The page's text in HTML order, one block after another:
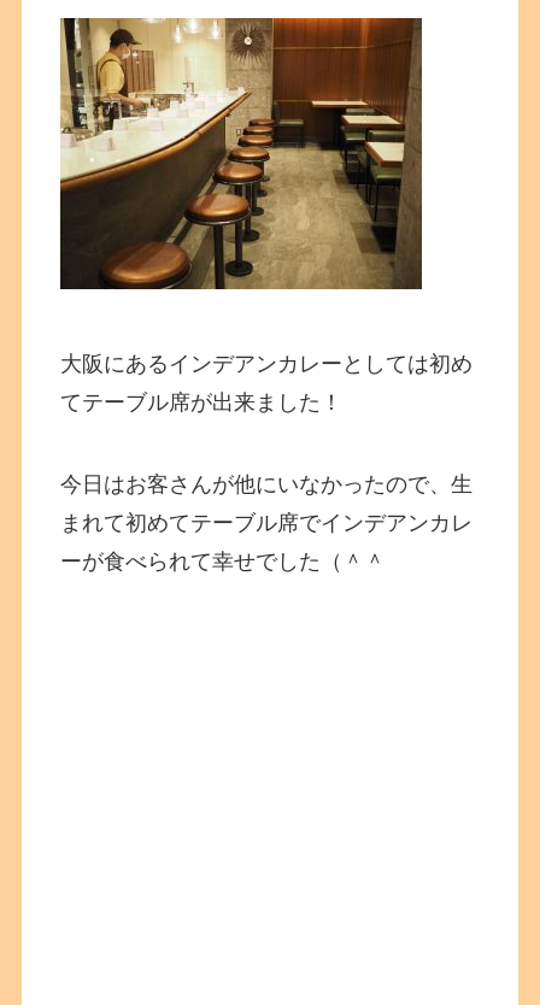
大阪にあるインデアンカレーとしては初め
てテーブル席が出来ました！
今日はお客さんが他にいなかったので、生
まれて初めてテーブル席でインデアンカレ
ーが食べられて幸せでした（＾＾